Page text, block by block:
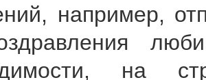
например,
на